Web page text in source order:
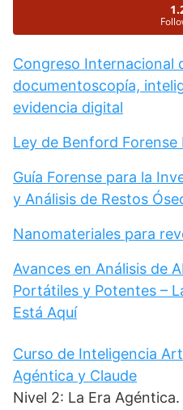
Congreso Internacional
documentoscopía,
evidencia digital
Ley de Benford Forense
Guía Forense para la
y Análisis de Restos
Nanomateriales para
Avances en Análisis de
Portátiles y Potentes –
Está Aquí
Curso de Inteligencia
Agéntica y Claude
Nivel 2: La Era